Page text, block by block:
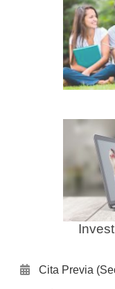
Cita Previa